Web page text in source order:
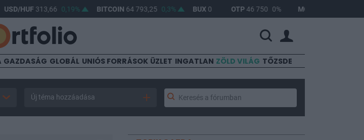
HUF 313,66 0,19% BITCOIN64 793,25 0,3% BUX 0 OTP46 750 0% MOL 4 608
GAZDASÁG GLOBÁL UNIÓS FORRÁSOK ÜZLET INGATLAN ZÖLD VILÁG TŐZSDE
Új téma hozzáadása